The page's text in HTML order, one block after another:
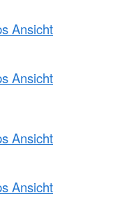
Ansicht
Ansicht
Ansicht
Ansicht